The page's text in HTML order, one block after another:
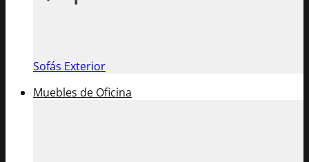
Sofás Exterior
Muebles de Oficina